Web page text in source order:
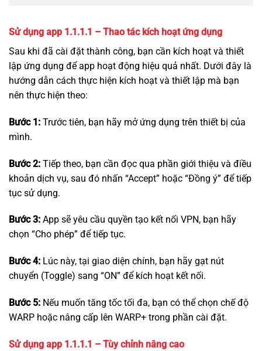
Sử dụng app 1.1.1.1 – Thao tác kích hoạt ứng dụng
Sau khi đã cài đặt thành công, bạn cần kích hoạt và thiết
lập ứng dụng để app hoạt động hiệu quả nhất. Dưới đây là
hướng dẫn cách thực hiện kích hoạt và thiết lập mà bạn
nên thực hiện theo:
Bước 1: Trước tiên, bạn hãy mở ứng dụng trên thiết bị của
mình.
Bước 2: Tiếp theo, bạn cần đọc qua phần giới thiệu và điều
khoản dịch vụ, sau đó nhấn “Accept” hoặc “Đồng ý” để tiếp
tục sử dụng.
Bước 3: App sẽ yêu cầu quyền tạo kết nối VPN, bạn hãy
chọn “Cho phép” để tiếp tục.
Bước 4: Lúc này, tại giao diện chính, bạn hãy gạt nút
chuyển (Toggle) sang “ON” để kích hoạt kết nối.
Bước 5: Nếu muốn tăng tốc tối đa, bạn có thể chọn chế độ
WARP hoặc nâng cấp lên WARP+ trong phần cài đặt.
Sử dụng app 1.1.1.1 – Tùy chỉnh nâng cao